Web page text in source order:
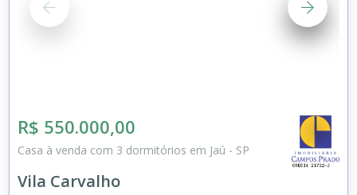
R$ 550.000,00
Casa à venda com 3 dormitórios em Jaú - SP
Vila Carvalho